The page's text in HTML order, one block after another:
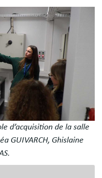
d’acquisition de la salle
GUIVARCH, Ghislaine